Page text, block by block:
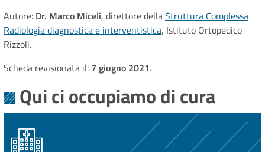
Autore: Dr. Marco Miceli, direttore dellaStruttura Complessa
Radiologia diagnostica e interventistica, Istituto Ortopedico
Rizzoli.
Scheda revisionata il: 7 giugno 2021.
Qui ci occupiamo di cura